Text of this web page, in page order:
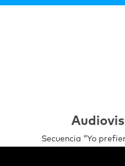
Secuencia “Yo